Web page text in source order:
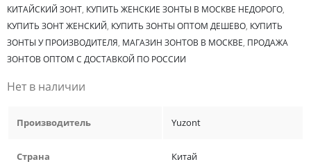
КИТАЙСКИЙ ЗОНТ, КУПИТЬ ЖЕНСКИЕ ЗОНТЫ В МОСКВЕ НЕДОРОГО,
КУПИТЬ ЗОНТ ЖЕНСКИЙ, КУПИТЬ ЗОНТЫ ОПТОМ ДЕШЕВО, КУПИТЬ
ЗОНТЫ У ПРОИЗВОДИТЕЛЯ, МАГАЗИН ЗОНТОВ В МОСКВЕ, ПРОДАЖА
ЗОНТОВ ОПТОМ С ДОСТАВКОЙ ПО РОССИИ
Нет в наличии
Производитель Yuzont
Страна Китай